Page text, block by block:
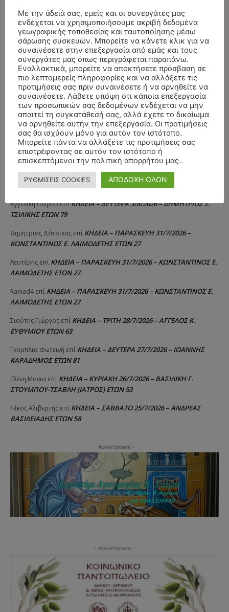
ΣΥΛΛΥΠΗΤΗΡΙΑ ΜΗΝΥΜΑΤΑ
Αλέξανδρος ΣέρβοςεπίΚΗΔΕΙΑ – ΣΑΒΒΑΤΟ 25/7/2026 –
ΧΑΡΑΛΑΜΠΟΣ ΚΑΥΚΙΑΣ ΕΤΩΝ 57
ΧΡΙΣΤΙΝΑεπίΚΗΔΕΙΑ – ΤΡΙΤΗ 4/8/2026 – ΧΡΗΣΤΟΣ Α. ΠΑΛΙΟΥΡΑΣ
ΕΤΩΝ 58
Θεόδωρος Νάκοςεπί ΚΗΔΕΙΑ – ΔΕΥΤΕΡΑ 3/8/2026 – ΔΗΜΗΤΡΙΟΣ Σ.
ΤΣΙΛΙΚΗΣ ΕΤΩΝ 79
ΠΑΝΑΓΙΩΤΗΣ IΩΑΚΕΙΜΙΔΗΣεπί ΚΗΔΕΙΑ – ΔΕΥΤΕΡΑ 3/8/2026 –
Αγγελική ΘωμουεπίΚΗΔΕΙΑ – ΔΕΥΤΕΡΑ 3/8/2026 – ΔΗΜΗΤΡΙΟΣ Σ.
ΤΣΙΛΙΚΗΣ ΕΤΩΝ 79
Δημήτριος Δάτσικας επί ΚΗΔΕΙΑ – ΠΑΡΑΣΚΕΥΗ 31/7/2026 –
ΚΩΝΣΤΑΝΤΙΝΟΣ Ε. ΛΑΙΜΟΔΕΤΗΣ ΕΤΩΝ 27
Λευτέρης επί ΚΗΔΕΙΑ – ΠΑΡΑΣΚΕΥΗ 31/7/2026 – ΚΩΝΣΤΑΝΤΙΝΟΣ Ε.
ΛΑΙΜΟΔΕΤΗΣ ΕΤΩΝ 27
Raniad4 επί ΚΗΔΕΙΑ – ΠΑΡΑΣΚΕΥΗ 31/7/2026 – ΚΩΝΣΤΑΝΤΙΝΟΣ Ε.
ΛΑΙΜΟΔΕΤΗΣ ΕΤΩΝ 27
Σιούτης Γιώργος επί ΚΗΔΕΙΑ – ΤΡΙΤΗ 28/7/2026 – ΑΓΓΕΛΟΣ Κ.
ΕΥΘΥΜΙΟΥ ΕΤΩΝ 63
Γκομπλια Φωτεινή επί ΚΗΔΕΙΑ – ΔΕΥΤΕΡΑ 27/7/2026 – ΙΩΑΝΝΗΣ
ΚΑΡΑΔΗΜΟΣ ΕΤΩΝ 81
Ελένη Μανια επί ΚΗΔΕΙΑ – ΚΥΡΙΑΚΗ 26/7/2026 – ΒΑΣΙΛΙΚΗ Γ.
ΣΤΟΥΜΠΟΥ-ΤΣΑΒΛΗ (ΙΑΤΡΟΣ) ΕΤΩΝ 53
Νίκος Αλιβερτης επί ΚΗΔΕΙΑ – ΣΑΒΒΑΤΟ 25/7/2026 – ΑΝΔΡΕΑΣ
ΒΑΣΙΛΕΙΑΔΗΣ ΕΤΩΝ 58
- Advertisment -
- Advertisment -
Με την άδειά σας, εμείς και οι συνεργάτες μας
ενδέχεται να χρησιμοποιήσουμε ακριβή δεδομένα
γεωγραφικής τοποθεσίας και ταυτοποίησης μέσω
σάρωσης συσκευών. Μπορείτε να κάνετε κλικ για να
συναινέσετε στην επεξεργασία από εμάς και τους
συνεργάτες μας όπως περιγράφεται παραπάνω.
Εναλλακτικά, μπορείτε να αποκτήσετε πρόσβαση σε
πιο λεπτομερείς πληροφορίες και να αλλάξετε τις
προτιμήσεις σας πριν συναινέσετε ή να αρνηθείτε να
συναινέσετε. Λάβετε υπόψη ότι κάποια επεξεργασία
των προσωπικών σας δεδομένων ενδέχεται να μην
απαιτεί τη συγκατάθεσή σας, αλλά έχετε το δικαίωμα
να αρνηθείτε αυτήν την επεξεργασία. Οι προτιμήσεις
σας θα ισχύουν μόνο για αυτόν τον ιστότοπο.
Μπορείτε πάντα να αλλάξετε τις προτιμήσεις σας
επιστρέφοντας σε αυτόν τον ιστότοπο ή
επισκεπτόμενοι την πολιτική απορρήτου μας..
ΡΥΘΜΙΣΕΙΣ COOKIES ΑΠΟΔΟΧΗ ΟΛΩΝ